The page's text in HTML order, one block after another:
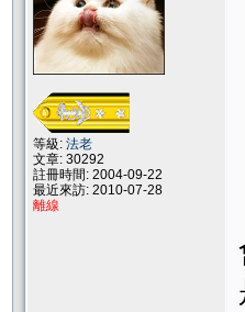
等級: 法老
文章: 30292
註冊時間: 2004-09-22
最近來訪: 2010-07-28
離線